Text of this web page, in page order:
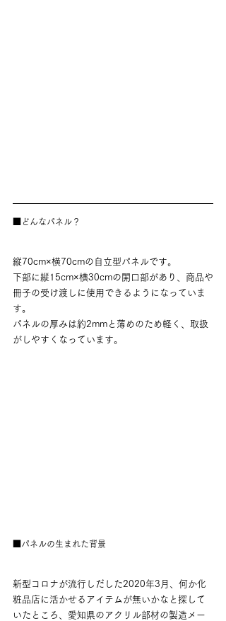
■どんなパネル？
縦70cm×横70cmの自立型パネルです。
下部に縦15cm×横30cmの開口部があり、商品や
冊子の受け渡しに使用できるようになっていま
す。
パネルの厚みは約2mmと薄めのため軽く、取扱
がしやすくなっています。
■パネルの生まれた背景
新型コロナが流行しだした2020年3月、何か化
粧品店に活かせるアイテムが無いかなと探して
いたところ、愛知県のアクリル部材の製造メー